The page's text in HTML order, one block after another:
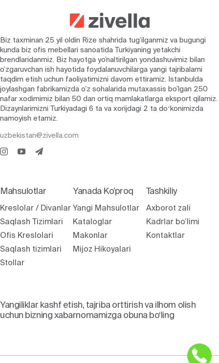
Biz taxminan 25 yil oldin Rize shahrida tug’ilganmiz va bugungi
kunda biz ofis mebellari sanoatida Turkiyaning yetakchi
brendlaridanmiz. Biz hayotga yo’naltirilgan yondashuvimiz bilan
o’zgaruvchan ish hayotida foydalanuvchilarga yangi tajribalarni
taqdim etish uchun faoliyatimizni davom ettiramiz. Istanbulda
joylashgan fabrikamizda o’z sohalarida mutaxassis bo’lgan 250
nafar xodimimiz bilan 50 dan ortiq mamlakatlarga eksport qilamiz.
Dizaynlarimizni Turkiyadagi 6 ta va xorijdagi 2 ta doʻkonimizda
namoyish etamiz.
uzbekistan@zivella.com
Mahsulotlar
Kreslolar / Divanlar
Saqlash Tizimlari
Ofis Kreslolari
Saqlash tizimlari
Stollar
Yanada Ko’proq
Yangi Mahsulotlar
Kataloglar
Makonlar
Mijoz Hikoyalari
Tashkiliy
Axborot zali
Kadrlar bo’limi
Kontaktlar
Yangiliklar kashf etish, tajriba orttirish va ilhom olish
uchun bizning xabarnomamizga obuna bo‘ling